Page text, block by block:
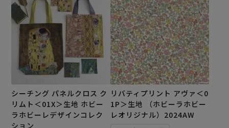
シーチング パネルクロス ク
リムト＜01X＞生地 ホビー
ラホビーレデザインコレク
ション
リバティプリント アヴァ＜0
1P＞生地 （ホビーラホビー
レオリジナル）2024AW